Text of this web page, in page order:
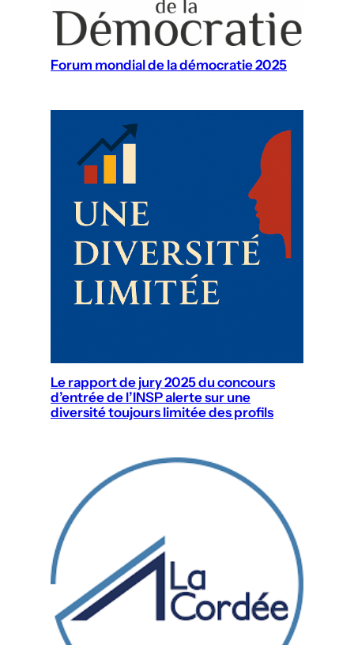
Forum mondial de la démocratie 2025
Le rapport de jury 2025 du concours
d’entrée de l’INSP alerte sur une
diversité toujours limitée des profils